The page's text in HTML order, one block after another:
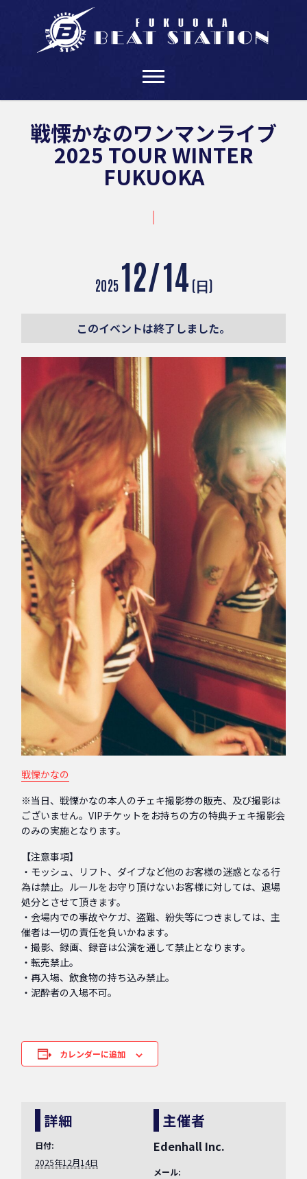
戦慄かなのワンマンライブ
2025 TOUR WINTER
FUKUOKA
2025 12/14 (日)
このイベントは終了しました。
戦慄かなの
※当日、戦慄かなの本人のチェキ撮影券の販売、及び撮影は
ございません。VIPチケットをお持ちの方の特典チェキ撮影会
のみの実施となります。
【注意事項】
・モッシュ、リフト、ダイブなど他のお客様の迷惑となる行
為は禁止。ルールをお守り頂けないお客様に対しては、退場
処分とさせて頂きます。
・会場内での事故やケガ、盗難、紛失等につきましては、主
催者は一切の責任を負いかねます。
・撮影、録画、録音は公演を通して禁止となります。
・転売禁止。
・再入場、飲食物の持ち込み禁止。
・泥酔者の入場不可。
カレンダーに追加
詳細
日付:
2025年12月14日
主催者
Edenhall Inc.
メール: